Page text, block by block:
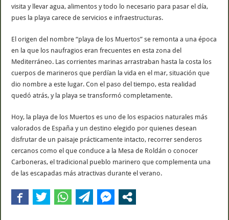
visita y llevar agua, alimentos y todo lo necesario para pasar el día,
pues la playa carece de servicios e infraestructuras.
El origen del nombre “playa de los Muertos” se remonta a una época
en la que los naufragios eran frecuentes en esta zona del
Mediterráneo. Las corrientes marinas arrastraban hasta la costa los
cuerpos de marineros que perdían la vida en el mar, situación que
dio nombre a este lugar. Con el paso del tiempo, esta realidad
quedó atrás, y la playa se transformó completamente.
Hoy, la playa de los Muertos es uno de los espacios naturales más
valorados de España y un destino elegido por quienes desean
disfrutar de un paisaje prácticamente intacto, recorrer senderos
cercanos como el que conduce a la Mesa de Roldán o conocer
Carboneras, el tradicional pueblo marinero que complementa una
de las escapadas más atractivas durante el verano.